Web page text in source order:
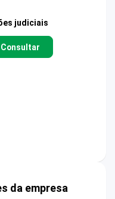
judiciais
Consultar
da empresa